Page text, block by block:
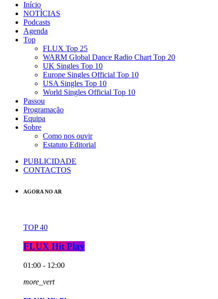
Início
NOTÍCIAS
Podcasts
Agenda
Top
FLUX Top 25
WARM Global Dance Radio Chart Top 20
UK Singles Top 10
Europe Singles Official Top 10
USA Singles Top 10
World Singles Official Top 10
Passou
Programação
Equipa
Sobre
Como nos ouvir
Estatuto Editorial
PUBLICIDADE
CONTACTOS
AGORA NO AR
TOP 40
FLUX Hit Play
01:00 - 12:00
more_vert